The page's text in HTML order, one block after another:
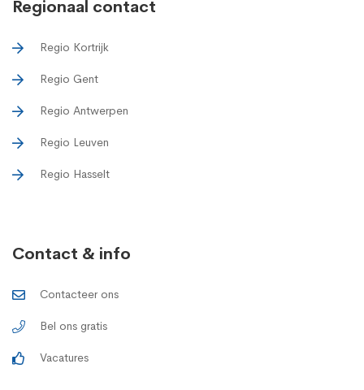
Regionaal contact
Regio Kortrijk
Regio Gent
Regio Antwerpen
Regio Leuven
Regio Hasselt
Contact & info
Contacteer ons
Bel ons gratis
Vacatures